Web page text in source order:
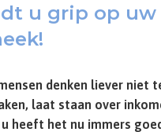
u grip op uw
denken liever niet
laat staan over
heeft het nu immers